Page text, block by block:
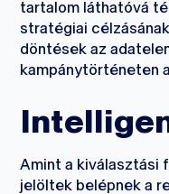
tartalom láthatóvá
stratégiai
döntések az
kampánytörténeten
Amint a kiválasztási
jelöltek belépnek a